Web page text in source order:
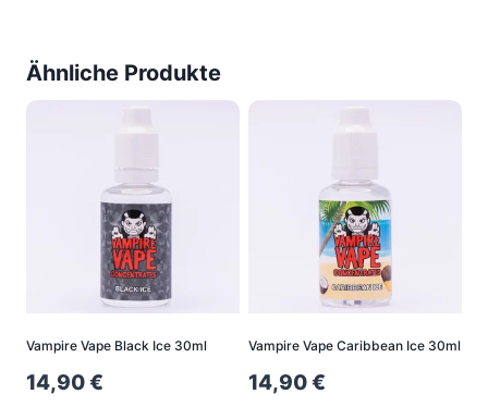
Ähnliche Produkte
Vampire Vape Black Ice 30ml
14,90€
Vampire Vape Caribbean Ice 30ml
14,90€